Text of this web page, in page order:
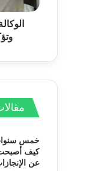
خمس
كيف أصبحت
عن